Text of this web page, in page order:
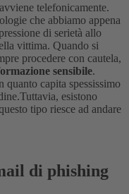
telefonicamente.
che abbiamo appena
di serietà allo
vittima. Quando si
procedere con cautela,
sensibile.
quanto capita spessissimo
Tuttavia, esistono
tipo riesce ad andare
di phishing